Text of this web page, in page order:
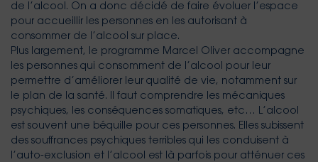
de l’alcool. On a donc décidé de faire évoluer l’espace
pour accueillir les personnes en les autorisant à
consommer de l’alcool sur place.
Plus largement, le programme Marcel Oliver accompagne
les personnes qui consomment de l’alcool pour leur
permettre d’améliorer leur qualité de vie, notamment sur
le plan de la santé. Il faut comprendre les mécaniques
psychiques, les conséquences somatiques, etc… L’alcool
est souvent une béquille pour ces personnes. Elles subissent
des souffrances psychiques terribles qui les conduisent à
l’auto-exclusion et l’alcool est là parfois pour atténuer ces